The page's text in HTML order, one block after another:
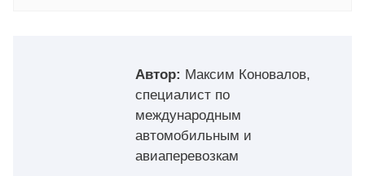
Автор: Максим Коновалов,
специалист по
международным
автомобильным и
авиаперевозкам